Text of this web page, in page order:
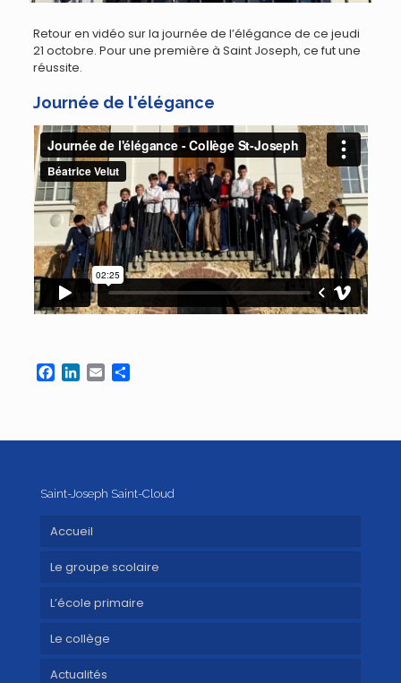
Retour en vidéo sur la journée de l’élégance de ce jeudi
21 octobre. Pour une première à Saint Joseph, ce fut une
réussite.
Journée de l'élégance
Facebook
LinkedIn
EmailPartager
Saint-Joseph Saint-Cloud
Accueil
Le groupe scolaire
L’école primaire
Le collège
Actualités